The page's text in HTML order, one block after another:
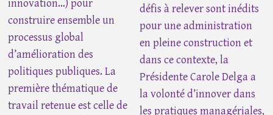
innovation…) pour
construire ensemble un
processus global
d’amélioration des
politiques publiques. La
première thématique de
travail retenue est celle de
défis à relever sont inédits
pour une administration
en pleine construction et
dans ce contexte, la
Présidente Carole Delga a
la volonté d’innover dans
les pratiques managériales,